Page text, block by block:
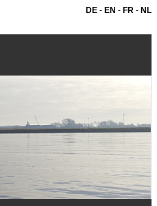
DE - EN - FR - NL